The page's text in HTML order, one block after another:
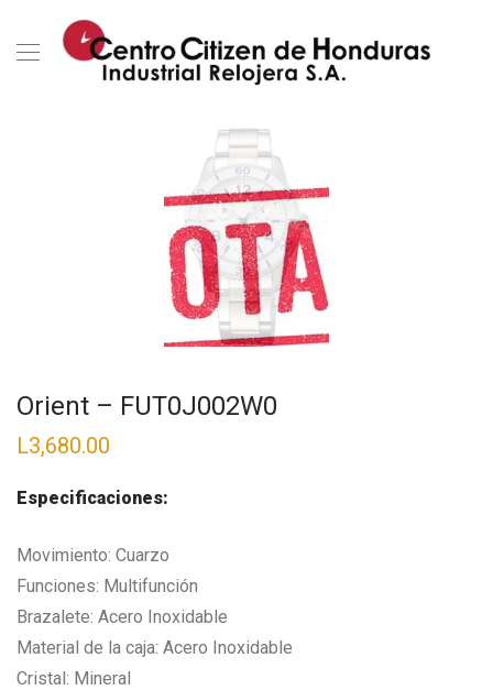
Orient – FUT0J002W0
L3,680.00
Especificaciones:
Movimiento: Cuarzo
Funciones: Multifunción
Brazalete: Acero Inoxidable
Material de la caja: Acero Inoxidable
Cristal: Mineral